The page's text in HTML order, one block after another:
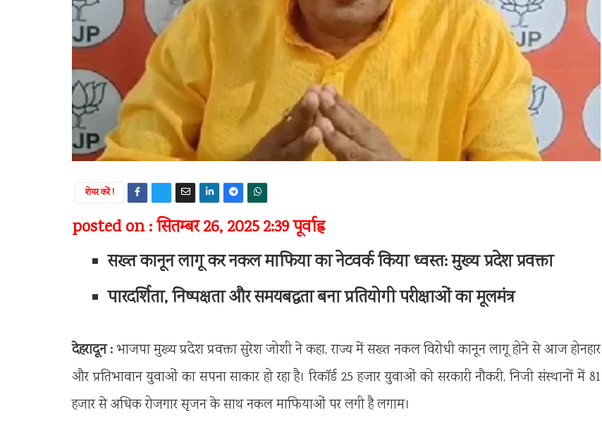
शेयर करें !
posted on : सितम्बर 26, 2025 2:39 पूर्वाह्न
सख्त कानून लागू कर नकल माफिया का नेटवर्क किया ध्वस्त: मुख्य प्रदेश प्रवक्ता
पारदर्शिता, निष्पक्षता और समयबद्धता बना प्रतियोगी परीक्षाओं का मूलमंत्र
देहरादून : भाजपा मुख्य प्रदेश प्रवक्ता सुरेश जोशी ने कहा, राज्य में सख्त नकल विरोधी कानून लागू होने से आज होनहार
और प्रतिभावान युवाओं का सपना साकार हो रहा है। रिकॉर्ड 25 हजार युवाओं को सरकारी नौकरी, निजी संस्थानों में 81
हजार से अधिक रोजगार सृजन के साथ नकल माफियाओं पर लगी है लगाम।